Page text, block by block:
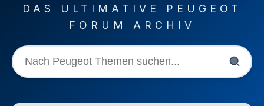
DAS ULTIMATIVE PEUGEOT
FORUM ARCHIV